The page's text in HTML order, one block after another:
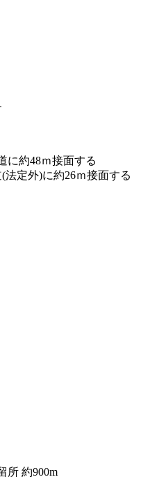
に約48ｍ接面する
定外)に約26ｍ接面する
所 約900m